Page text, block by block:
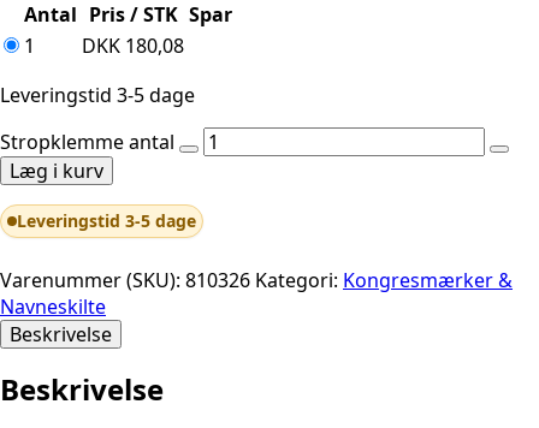
Antal Pris / STK Spar
1
DKK 180,08
Leveringstid 3-5 dage
Stropklemme antal
Læg i kurv
Leveringstid 3-5 dage
Varenummer (SKU): 810326 Kategori: Kongresmærker &
Navneskilte
Beskrivelse
Beskrivelse